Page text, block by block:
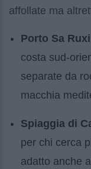
affollate ma
Porto Sa Ruxi
costa sud-
separate da
macchia
Spiaggia di
per chi cerca
adatto anche